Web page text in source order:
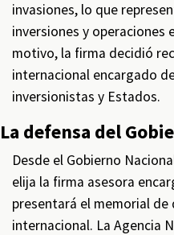
invasiones, lo que
inversiones y operaciones
motivo, la firma decidió
internacional encargado
inversionistas y Estados.
La defensa del
Desde el Gobierno
elija la firma asesora
presentará el memorial
internacional. La Agencia